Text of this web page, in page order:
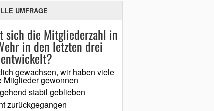
UMFRAGE
sich die Mitgliederzahl in
in den letzten drei
gewachsen, wir haben viele
Mitglieder gewonnen
stabil geblieben
zurückgegangen